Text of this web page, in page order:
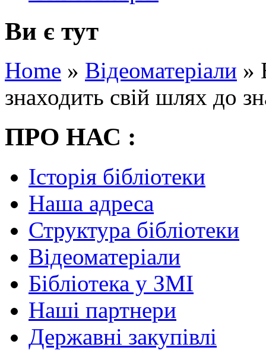
Ви є тут
Home » Відеоматеріали »
знаходить свій шлях до
ПРО НАС :
Історія бібліотеки
Наша адреса
Структура бібліотеки
Відеоматеріали
Бібліотека у ЗМІ
Наші партнери
Державні закупівлі